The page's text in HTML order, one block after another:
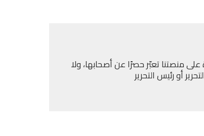
منصتنا تعبّر حصرًا عن أصحابها، ولا
أو رئيس التحرير